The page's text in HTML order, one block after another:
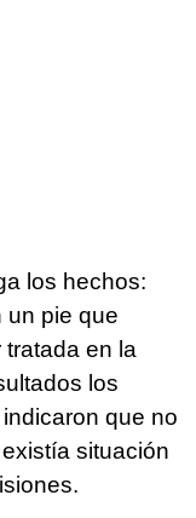
los hechos:
un pie que
en la
los
que no
situación